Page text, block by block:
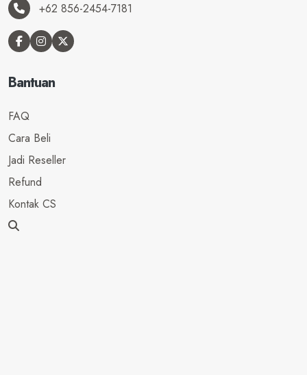
+62 856-2454-7181
Bantuan
FAQ
Cara Beli
Jadi Reseller
Refund
Kontak CS